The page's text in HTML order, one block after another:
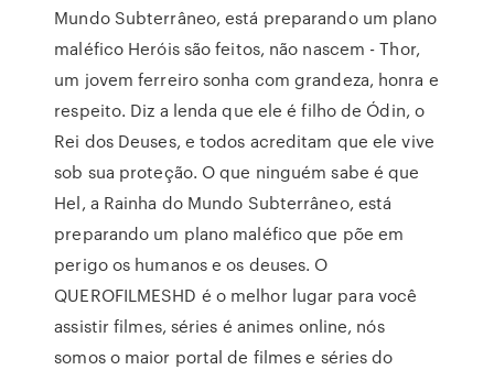
Mundo Subterrâneo, está preparando um plano
maléfico Heróis são feitos, não nascem - Thor,
um jovem ferreiro sonha com grandeza, honra e
respeito. Diz a lenda que ele é filho de Ódin, o
Rei dos Deuses, e todos acreditam que ele vive
sob sua proteção. O que ninguém sabe é que
Hel, a Rainha do Mundo Subterrâneo, está
preparando um plano maléfico que põe em
perigo os humanos e os deuses. O
QUEROFILMESHD é o melhor lugar para você
assistir filmes, séries é animes online, nós
somos o maior portal de filmes e séries do